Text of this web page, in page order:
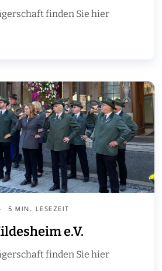
finden Sie hier
5 MIN. LESEZEIT
e.V.
finden Sie hier